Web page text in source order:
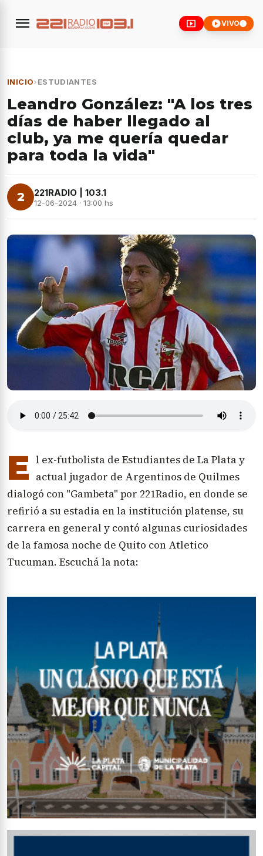
menu smart_display play_circleVIVO
INICIO›ESTUDIANTES
Leandro González: "A los tres
días de haber llegado al
club, ya me quería quedar
para toda la vida"
2 221RADIO | 103.1
12-06-2024 · 13:00 hs
E l ex-futbolista de Estudiantes de La Plata y
actual jugador de Argentinos de Quilmes
dialogó con "Gambeta" por 221Radio, en donde se
refirió a su estadia en la institución platense, su
carrera en general y contó algunas curiosidades
de la famosa noche de Quito con Atletico
Tucuman. Escuchá la nota: